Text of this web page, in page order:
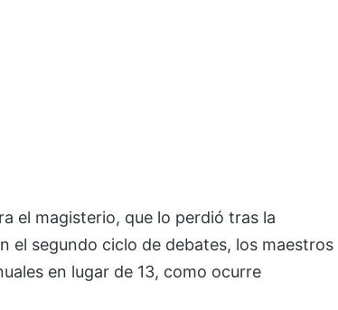
el magisterio, que lo perdió tras la
el segundo ciclo de debates, los maestros
en lugar de 13, como ocurre